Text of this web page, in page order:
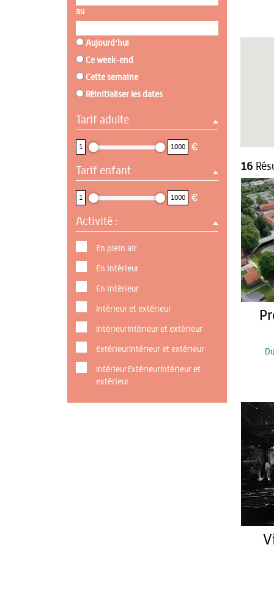
au
Aujourd'hui
Ce week-end
Cette semaine
Réinitialiser les dates
Tarif adulte
1 1000 €
Tarif enfant
1 1000 €
Activité :
En plein air
En intérieur
En intérieur
Intérieur et extérieur
IntérieurIntérieur et extérieur
ExtérieurIntérieur et extérieur
IntérieurExtérieurIntérieur et
extérieur
16